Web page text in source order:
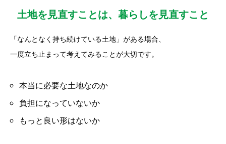
土地を見直すことは、暮らしを見直すこと
「なんとなく持ち続けている土地」がある場合、
一度立ち止まって考えてみることが大切です。
本当に必要な土地なのか
負担になっていないか
もっと良い形はないか